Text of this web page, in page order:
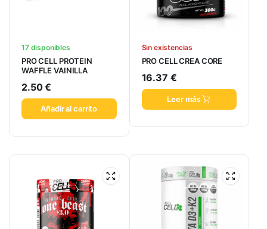
17 disponibles
PRO CELL PROTEIN
WAFFLE VAINILLA
2.50€
Añadir al carrito
Sin existencias
PRO CELL CREA CORE
16.37 €
Leer más